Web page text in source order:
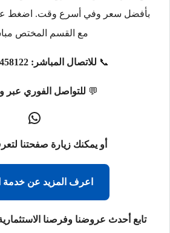
بأفضل سعر وفي أسرع وقت. اضغط على
مع القسم المختص
📞 للاتصال المباشر:
💬 للتواصل الفوري عبر
أو يمكنك زيارة صفحتنا
اعرف المزيد عن خدمة
تابع أحدث عروضنا وفرصنا